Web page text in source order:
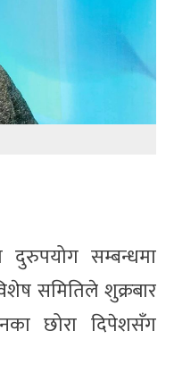
सम्बन्धमा
समितिले शुक्रबार
छोरा दिपेशसँग